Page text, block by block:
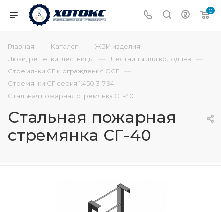
0
Главная — Каталог — ЖБИ изделия —
Люки, решетки, лестницы — Лестницы для колодцев —
Стремянки СГ и ограждения ОСГ —
Стремянки СГ серия 1.450.3-7.94 —
Стальная пожарная стремянка СГ-40
Стальная пожарная
стремянка СГ-40